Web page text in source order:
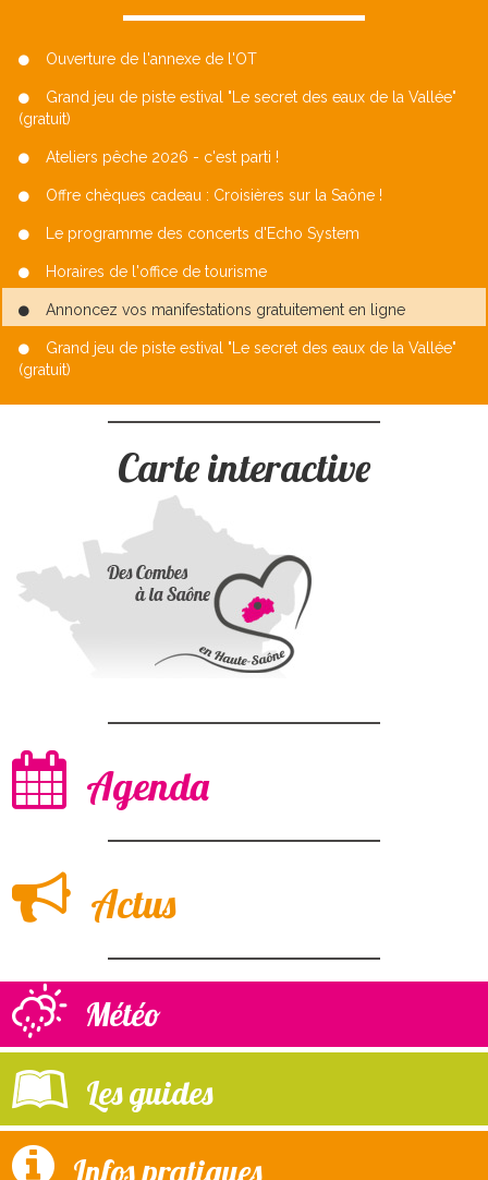
Ouverture de l'annexe de l'OT
Grand jeu de piste estival "Le secret des eaux de la Vallée"
(gratuit)
Ateliers pêche 2026 - c'est parti !
Offre chèques cadeau : Croisières sur la Saône !
Le programme des concerts d'Echo System
Horaires de l'office de tourisme
Annoncez vos manifestations gratuitement en ligne
Grand jeu de piste estival "Le secret des eaux de la Vallée"
(gratuit)
Carte interactive
Agenda
Actus
Météo
Les guides